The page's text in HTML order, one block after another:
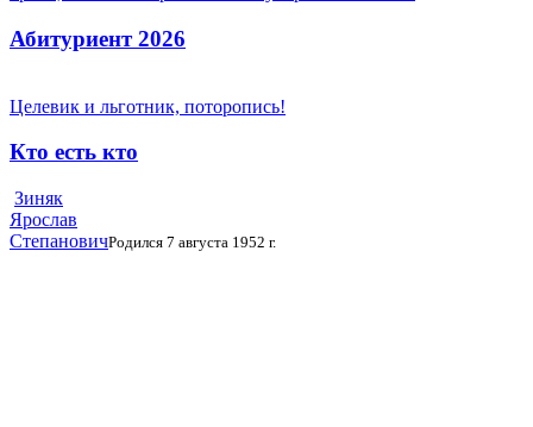
Абитуриент 2026
Целевик и льготник, поторопись!
Кто есть кто
Зиняк
Ярослав
СтепановичРодился 7 августа 1952 г.